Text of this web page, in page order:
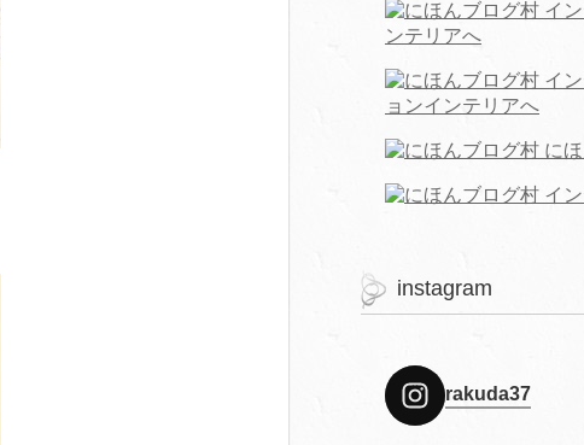
instagram
rakuda37